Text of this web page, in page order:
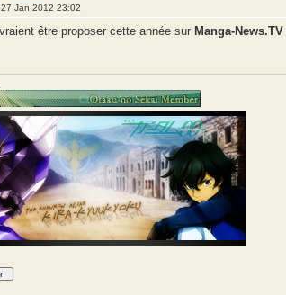
Jan 2012 23:02
être proposer cette année sur Manga-News.TV